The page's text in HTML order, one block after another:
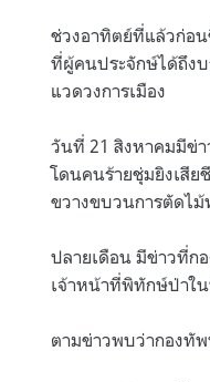
ช่วงอาทิตย์ที่แล้วก่อน
ที่ผู้คนประจักษ์ได้ถึงบ
แวดวงการเมือง
วันที่ 21 สิงหาคมมีข่
โดนคนร้ายชุ่มยิงเสี
ขวางขบวนการตัดไม้
ปลายเดือน มีข่าวที่ก
เจ้าหน้าที่พิทักษ์ป่าใ
ตามข่าวพบว่ากองทั